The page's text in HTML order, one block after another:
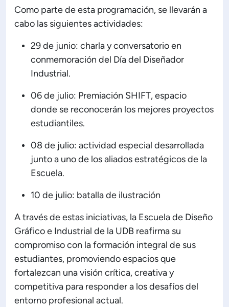
Como parte de esta programación, se llevarán a
cabo las siguientes actividades:
29 de junio: charla y conversatorio en
conmemoración del Día del Diseñador
Industrial.
06 de julio: Premiación SHIFT, espacio
donde se reconocerán los mejores proyectos
estudiantiles.
08 de julio: actividad especial desarrollada
junto a uno de los aliados estratégicos de la
Escuela.
10 de julio: batalla de ilustración
A través de estas iniciativas, la Escuela de Diseño
Gráfico e Industrial de la UDB reafirma su
compromiso con la formación integral de sus
estudiantes, promoviendo espacios que
fortalezcan una visión crítica, creativa y
competitiva para responder a los desafíos del
entorno profesional actual.